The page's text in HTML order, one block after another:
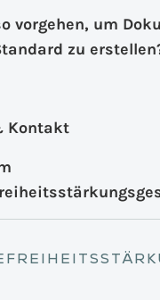
vorgehen, um
zu
Kontakt